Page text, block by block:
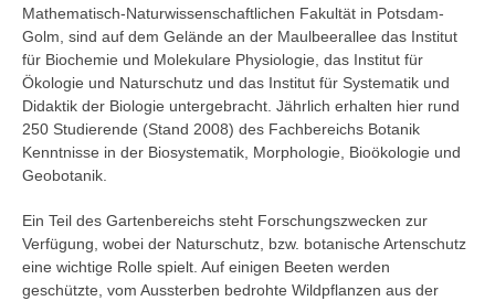
Mathematisch-Naturwissenschaftlichen Fakultät in Potsdam-
Golm, sind auf dem Gelände an der Maulbeerallee das Institut
für Biochemie und Molekulare Physiologie, das Institut für
Ökologie und Naturschutz und das Institut für Systematik und
Didaktik der Biologie untergebracht. Jährlich erhalten hier rund
250 Studierende (Stand 2008) des Fachbereichs Botanik
Kenntnisse in der Biosystematik, Morphologie, Bioökologie und
Geobotanik.
Ein Teil des Gartenbereichs steht Forschungszwecken zur
Verfügung, wobei der Naturschutz, bzw. botanische Artenschutz
eine wichtige Rolle spielt. Auf einigen Beeten werden
geschützte, vom Aussterben bedrohte Wildpflanzen aus der